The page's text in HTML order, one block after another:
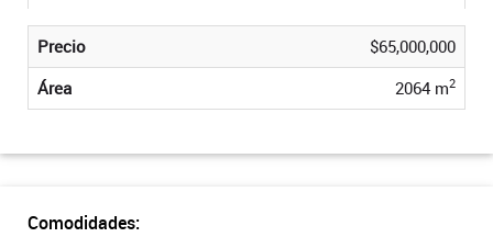
Precio
$65,000,000
Área
2064 m2
Comodidades: